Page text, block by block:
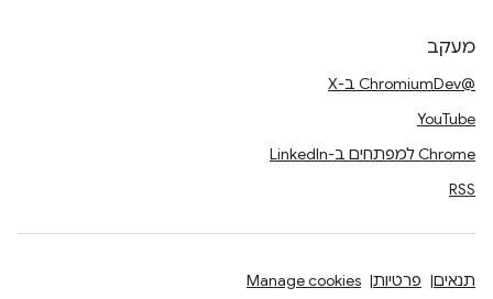
מעקב
@ChromiumDev ב-X
YouTube
Chrome למפתחים ב-LinkedIn
RSS
תנאים פרטיות Manage cookies